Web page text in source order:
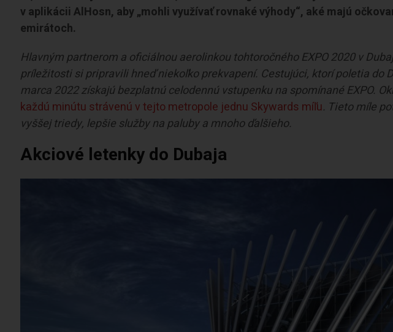
v aplikácii AlHosn, aby „mohli využívať rovnaké výhody“, aké majú
emirátoch.
Hlavným partnerom a oficiálnou aerolinkou tohtoročného EXPO 2020 v
príležitosti si pripravili hneď niekoľko prekvapení. Cestujúci, ktorí poletia do
marca 2022 získajú bezplatnú celodennú vstupenku na spomínané EXPO.
každú minútu strávenú v tejto metropole jednu Skywards míľu. Tieto míle
vyššej triedy, lepšie služby na paluby a mnoho ďalšieho.
Akciové letenky do Dubaja